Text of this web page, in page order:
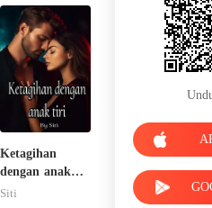
Ketagihan
dengan anak
tiri
Siti